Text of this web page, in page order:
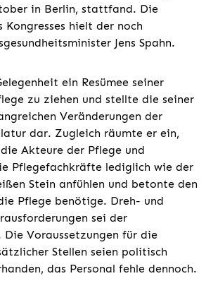
in Berlin, stattfand. Die
Kongresses hielt der noch
Jens Spahn.
ein Resümee seiner
zu ziehen und stellte die seiner
Veränderungen der
dar. Zugleich räumte er ein,
Akteure der Pflege und
Pflegefachkräfte lediglich wie der
Stein anfühlen und betonte den
Pflege benötige. Dreh- und
sei der
Voraussetzungen für die
Stellen seien politisch
das Personal fehle dennoch.